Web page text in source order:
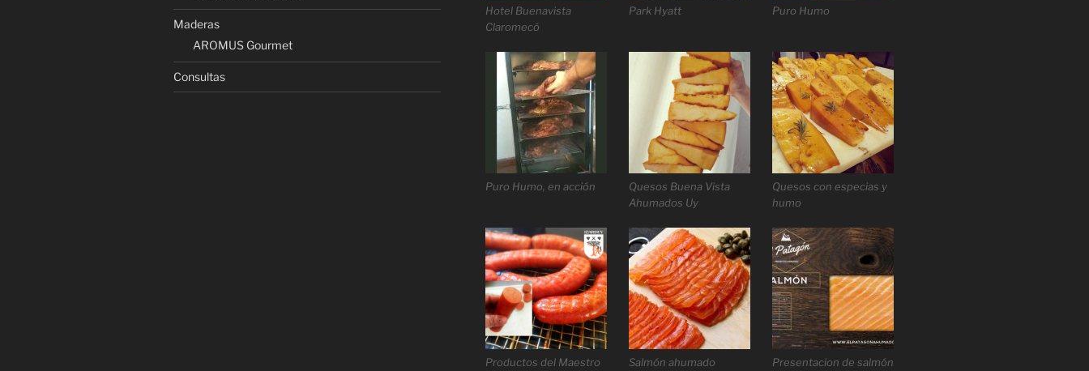
Maderas
AROMUS Gourmet
Consultas
Hotel Buenavista
Claromecó
Park Hyatt Puro Humo
Puro Humo, en acción
Quesos Buena Vista
Ahumados Uy
Quesos con especias y
humo
Productos del Maestro Salmón ahumado Presentacion de salmón